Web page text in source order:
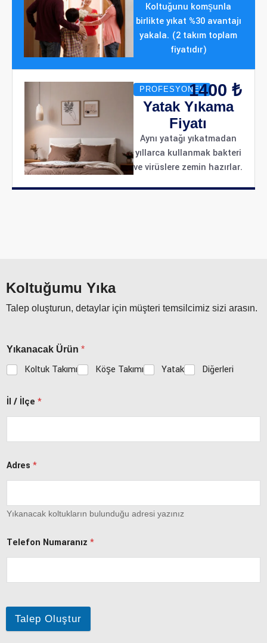
Koltuğunu komşunla
birlikte yıkat %30 avantajı
yakala. (2 takım toplam
fiyatıdır)
PROFESYONEL1400 ₺
Yatak Yıkama
Fiyatı
Aynı yatağı yıkatmadan
yıllarca kullanmak bakteri
ve virüslere zemin hazırlar.
Koltuğumu Yıka
Talep oluşturun, detaylar için müşteri temsilcimiz sizi arasın.
Yıkanacak Ürün *
Koltuk Takımı Köşe Takımı Yatak Diğerleri
İl / İlçe *
Adres *
Yıkanacak koltukların bulunduğu adresi yazınız
Telefon Numaranız *
Talep Oluştur